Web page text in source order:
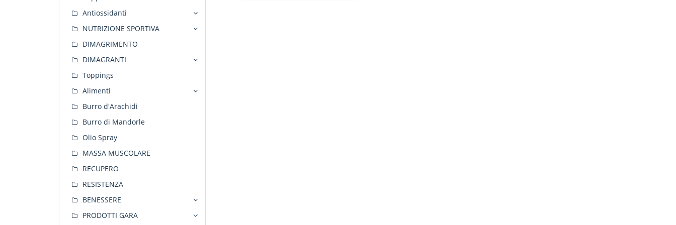
Antiossidanti
NUTRIZIONE SPORTIVA
DIMAGRIMENTO
DIMAGRANTI
Toppings
Alimenti
Burro d'Arachidi
Burro di Mandorle
Olio Spray
MASSA MUSCOLARE
RECUPERO
RESISTENZA
BENESSERE
PRODOTTI GARA